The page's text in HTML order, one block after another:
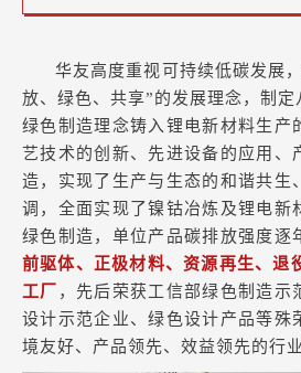
华友高度重视可持续低碳发展
放、绿色、共享”的发展理念，制定
绿色制造理念铸入锂电新材料生产
艺技术的创新、先进设备的应用、
造，实现了生产与生态的和谐共生
调，全面实现了镍钴冶炼及锂电新
绿色制造，单位产品碳排放强度逐
前驱体、正极材料、资源再生、退
工厂 ，先后荣获工信部绿色制造示
设计示范企业、绿色设计产品等殊
境友好、产品领先、效益领先的行业